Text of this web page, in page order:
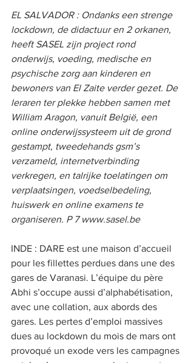
EL SALVADOR : Ondanks een strenge
lockdown, de didactuur en 2 orkanen,
heeft SASEL zijn project rond
onderwijs, voeding, medische en
psychische zorg aan kinderen en
bewoners van El Zaite verder gezet. De
leraren ter plekke hebben samen met
William Aragon, vanuit België, een
online onderwijssysteem uit de grond
gestampt, tweedehands gsm’s
verzameld, internetverbinding
verkregen, en talrijke toelatingen om
verplaatsingen, voedselbedeling,
huiswerk en online examens te
organiseren. P 7 www.sasel.be
INDE : DARE est une maison d’accueil
pour les fillettes perdues dans une des
gares de Varanasi. L’équipe du père
Abhi s’occupe aussi d’alphabétisation,
avec une collation, aux abords des
gares. Les pertes d’emploi massives
dues au lockdown du mois de mars ont
provoqué un exode vers les campagnes